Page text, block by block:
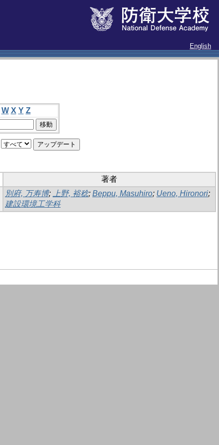
English
W X Y Z
著者
別府, 万寿博; 上野, 裕稔; Beppu, Masuhiro; Ueno, Hironori;
建設環境工学科